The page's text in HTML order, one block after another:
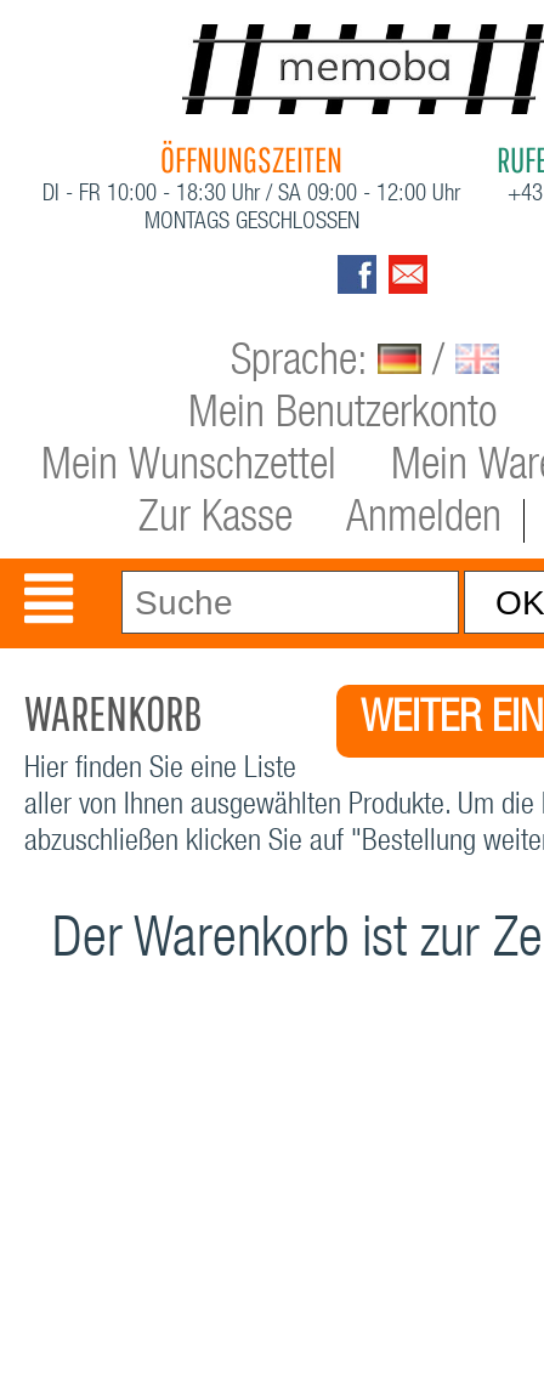
ÖFFNUNGSZEITEN
DI - FR 10:00 - 18:30 Uhr / SA 09:00 - 12:00 Uhr
MONTAGS GESCHLOSSEN
Sprache:
/
Mein Benutzerkonto
Mein Wunschzettel
Mein
Zur Kasse
Anmelden
WEITER
WARENKORB
Hier finden Sie eine Liste
aller von Ihnen ausgewählten Produkte. Um die
abzuschließen klicken Sie auf "Bestellung
Der Warenkorb ist zur